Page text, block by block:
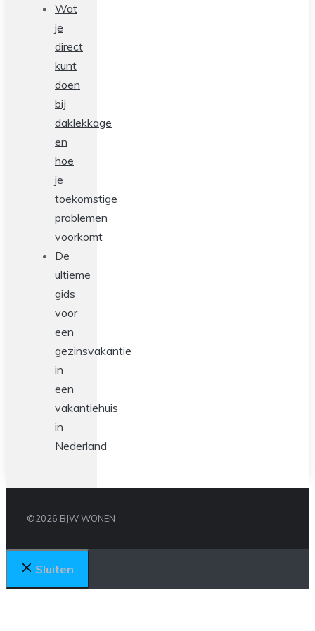
Wat
je
direct
kunt
doen
bij
daklekkage
en
hoe
je
toekomstige
problemen
voorkomt
De
ultieme
gids
voor
een
gezinsvakantie
in
een
vakantiehuis
in
Nederland
©2026 BJW WONEN
Sluiten